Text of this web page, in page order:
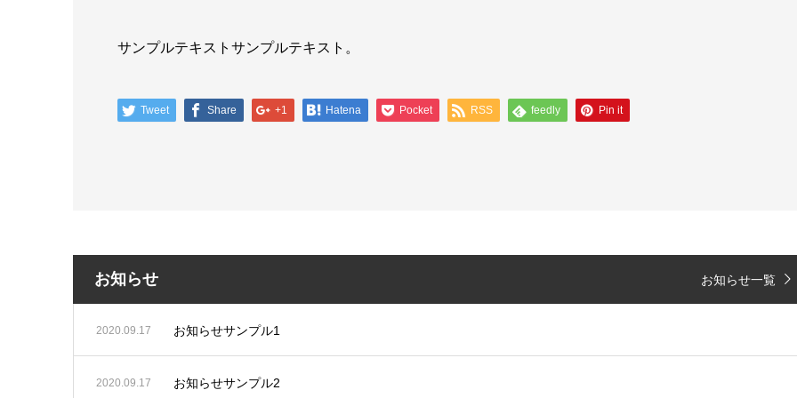
サンプルテキストサンプルテキスト。
Tweet Share +1 Hatena Pocket RSS feedly Pin it
お知らせ お知らせ一覧
2020.09.17 お知らせサンプル1
2020.09.17 お知らせサンプル2